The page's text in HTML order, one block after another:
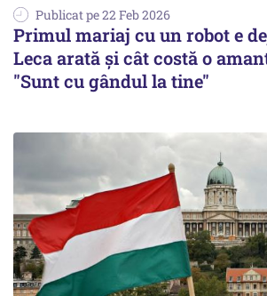
Publicat pe 22 Feb 2026
Primul mariaj cu un robot e
Leca arată și cât costă o
"Sunt cu gândul la tine"